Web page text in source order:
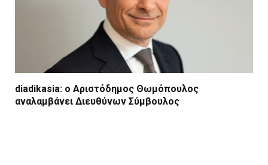
diadikasia: ο Αριστόδημος Θωμόπουλος
αναλαμβάνει Διευθύνων Σύμβουλος